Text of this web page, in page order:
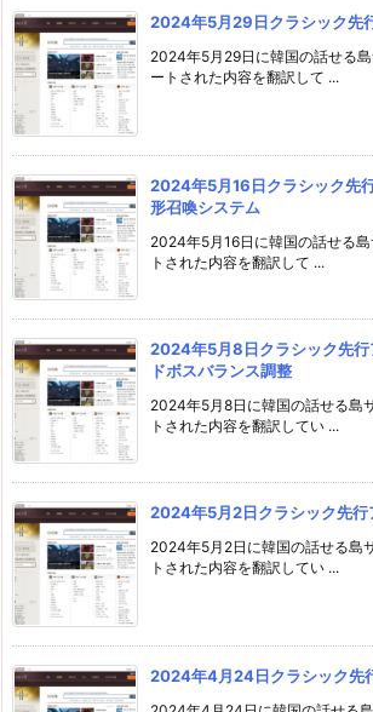
2024年5月29日クラシック先
2024年5月29日に韓国の話せる
ートされた内容を翻訳して ...
2024年5月16日クラシック先
形召喚システム
2024年5月16日に韓国の話せる
トされた内容を翻訳して ...
2024年5月8日クラシック先行
ドボスバランス調整
2024年5月8日に韓国の話せる島
トされた内容を翻訳してい ...
2024年5月2日クラシック先行
2024年5月2日に韓国の話せる島
トされた内容を翻訳してい ...
2024年4月24日クラシック先